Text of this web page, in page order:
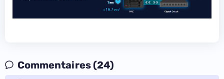
Commentaires (24)